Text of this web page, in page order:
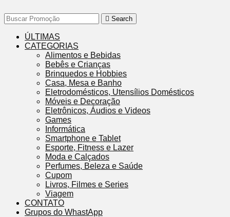
Search
ÚLTIMAS
CATEGORIAS
Alimentos e Bebidas
Bebês e Crianças
Brinquedos e Hobbies
Casa, Mesa e Banho
Eletrodomésticos, Utensílios Domésticos
Móveis e Decoração
Eletrônicos, Áudios e Videos
Games
Informática
Smartphone e Tablet
Esporte, Fitness e Lazer
Moda e Calçados
Perfumes, Beleza e Saúde
Cupom
Livros, Filmes e Series
Viagem
CONTATO
Grupos do WhastApp